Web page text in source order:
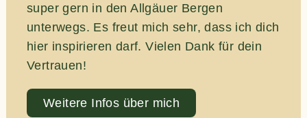
super gern in den Allgäuer Bergen
unterwegs. Es freut mich sehr, dass ich dich
hier inspirieren darf. Vielen Dank für dein
Vertrauen!
Weitere Infos über mich